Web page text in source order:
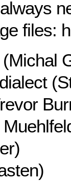
files: